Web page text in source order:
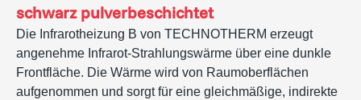
schwarz pulverbeschichtet
Die Infrarotheizung B von TECHNOTHERM erzeugt
angenehme Infrarot-Strahlungswärme über eine dunkle
Frontfläche. Die Wärme wird von Raumoberflächen
aufgenommen und sorgt für eine gleichmäßige, indirekte